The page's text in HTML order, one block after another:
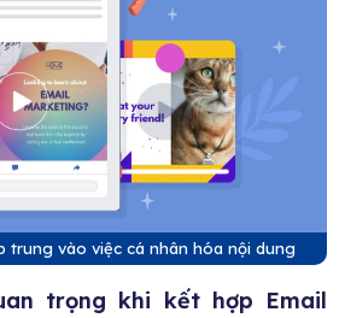
trung vào việc cá nhân hóa nội dung
trọng khi kết hợp Email